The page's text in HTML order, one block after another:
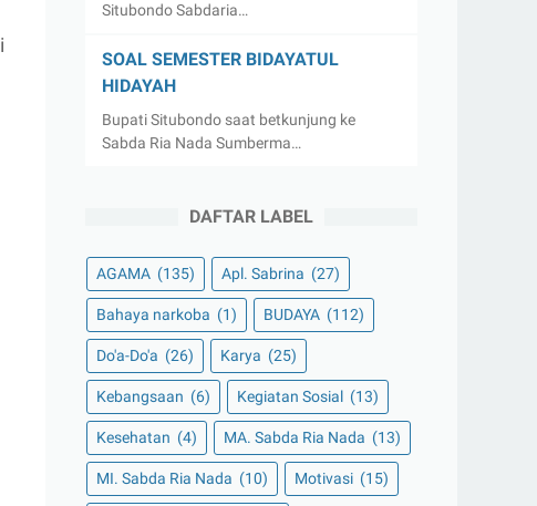
Situbondo Sabdaria…
SOAL SEMESTER BIDAYATUL
HIDAYAH
Bupati Situbondo saat betkunjung ke
Sabda Ria Nada Sumberma…
DAFTAR LABEL
AGAMA (135) Apl. Sabrina (27)
Bahaya narkoba (1) BUDAYA (112)
Do'a-Do'a (26) Karya (25)
Kebangsaan (6) Kegiatan Sosial (13)
Kesehatan (4) MA. Sabda Ria Nada (13)
MI. Sabda Ria Nada (10) Motivasi (15)